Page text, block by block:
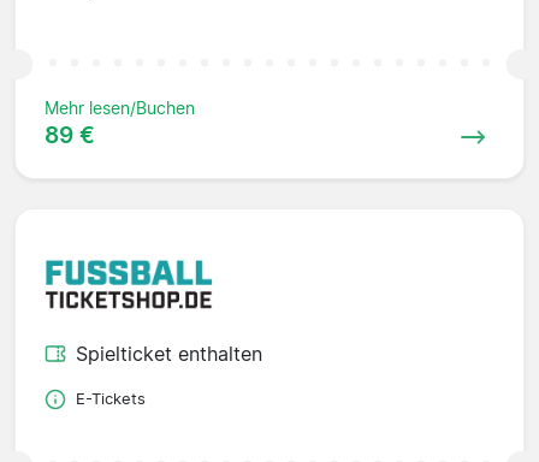
Mehr lesen/Buchen
89 €
Spielticket enthalten
E-Tickets